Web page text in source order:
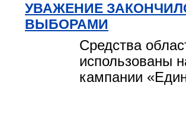
УВАЖЕНИЕ
ВЫБОРАМИ
Средства
использованы
кампании